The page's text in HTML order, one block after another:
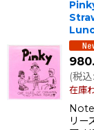
980
(税込:
在庫
リー